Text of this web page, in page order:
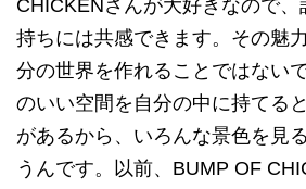
CHICKENさんが大好きなので
持ちには共感できます。その魅
分の世界を作れることではない
のいい空間を自分の中に持てる
があるから、いろんな景色を見
うんです。以前、BUMP OF